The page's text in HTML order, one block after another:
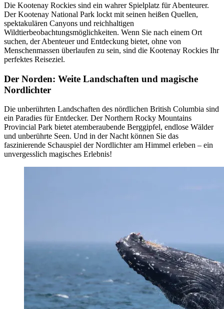
Die Kootenay Rockies sind ein wahrer Spielplatz für Abenteurer.
Der Kootenay National Park lockt mit seinen heißen Quellen,
spektakulären Canyons und reichhaltigen
Wildtierbeobachtungsmöglichkeiten. Wenn Sie nach einem Ort
suchen, der Abenteuer und Entdeckung bietet, ohne von
Menschenmassen überlaufen zu sein, sind die Kootenay Rockies Ihr
perfektes Reiseziel.
Der Norden: Weite Landschaften und magische
Nordlichter
Die unberührten Landschaften des nördlichen British Columbia sind
ein Paradies für Entdecker. Der Northern Rocky Mountains
Provincial Park bietet atemberaubende Berggipfel, endlose Wälder
und unberührte Seen. Und in der Nacht können Sie das
faszinierende Schauspiel der Nordlichter am Himmel erleben – ein
unvergesslich magisches Erlebnis!